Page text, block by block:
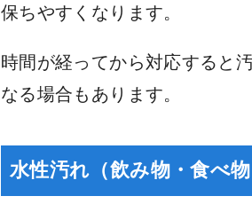
保ちやすくなります。
時間が経ってから対応すると
なる場合もあります。
水性汚れ（飲み物・食べ